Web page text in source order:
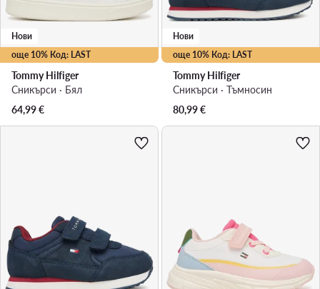
още 10% Код: LAST
Нови
Tommy Hilfiger
Сникърси · Бял
64,99€
още 10% Код: LAST
Нови
Tommy Hilfiger
Сникърси · Тъмносин
80,99€